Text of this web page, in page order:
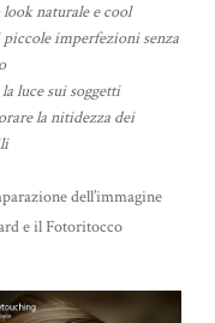
naturale e cool
imperfezioni senza
luce sui soggetti
la nitidezza dei
dell’immagine
e il Fotoritocco